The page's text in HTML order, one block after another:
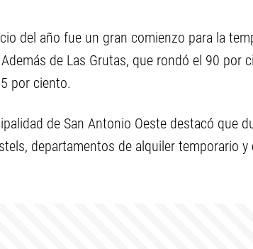
del año fue un gran comienzo para la
de Las Grutas, que rondó el 90 por
por ciento.
de San Antonio Oeste destacó que
departamentos de alquiler temporario y